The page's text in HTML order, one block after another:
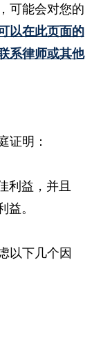
可能会对您的
以在此页面的
系律师或其他
证明：
利益，并且
。
以下几个因